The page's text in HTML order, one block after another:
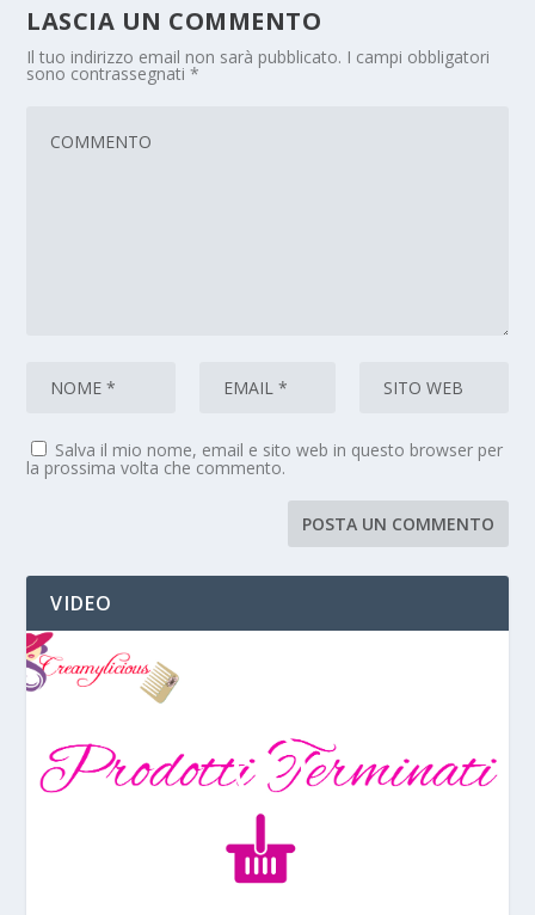
LASCIA UN COMMENTO
Il tuo indirizzo email non sarà pubblicato. I campi obbligatori
sono contrassegnati*
Salva il mio nome, email e sito web in questo browser per
la prossima volta che commento.
VIDEO